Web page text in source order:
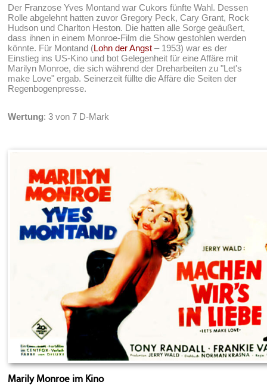
Der Franzose Yves Montand war Cukors fünfte Wahl. Dessen
Rolle abgelehnt hatten zuvor Gregory Peck, Cary Grant, Rock
Hudson und Charlton Heston. Die hatten alle Sorge geäußert,
dass ihnen in einem Monroe-Film die Show gestohlen werden
könnte. Für Montand (Lohn der Angst – 1953) war es der
Einstieg ins US-Kino und bot Gelegenheit für eine Affäre mit
Marilyn Monroe, die sich während der Dreharbeiten zu "Let's
make Love" ergab. Seinerzeit füllte die Affäre die Seiten der
Regenbogenpresse.
Wertung: 3 von 7 D-Mark
Marily Monroe im Kino